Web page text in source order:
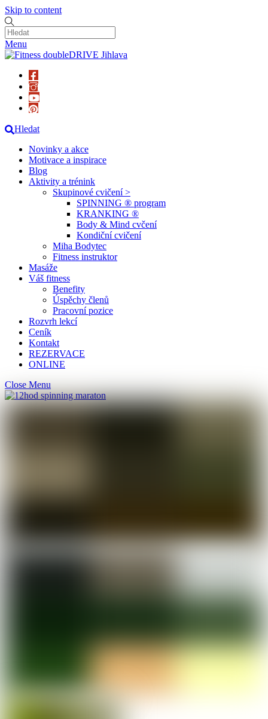
Skip to content
Menu
Hledat
Novinky a akce
Motivace a inspirace
Blog
Aktivity a trénink
Skupinové cvičení >
SPINNING ® program
KRANKING ®
Body & Mind cvčení
Kondiční cvičení
Miha Bodytec
Fitness instruktor
Masáže
Váš fitness
Benefity
Úspěchy členů
Pracovní pozice
Rozvrh lekcí
Ceník
Kontakt
REZERVACE
ONLINE
Close Menu